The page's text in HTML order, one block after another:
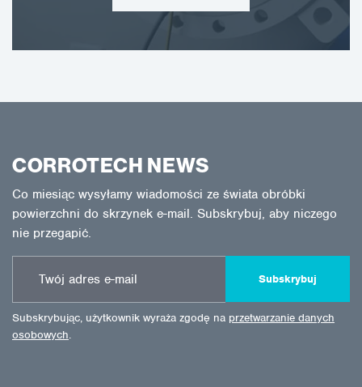
CORROTECH NEWS
Co miesiąc wysyłamy wiadomości ze świata obróbki
powierzchni do skrzynek e-mail. Subskrybuj, aby niczego
nie przegapić.
Subskrybuj
Subskrybując, użytkownik wyraża zgodę na przetwarzanie danych
osobowych.